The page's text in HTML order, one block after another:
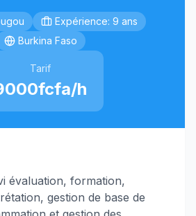
Expérience: 9 ans
Burkina Faso
Tarif
h
évaluation, formation,
gestion de base de